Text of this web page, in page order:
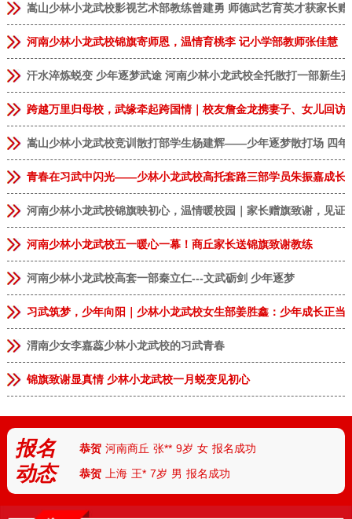
嵩山少林小龙武校影视艺术部教练曾建勇 师德武艺育英才获家长赠
河南少林小龙武校锦旗寄师恩，温情育桃李 记小学部教师张佳慧
汗水淬炼蜕变 少年逐梦武途 河南少林小龙武校全托散打一部新生
跨越万里归母校，武缘牵起跨国情｜校友詹金龙携妻子、女儿回访
嵩山少林小龙武校竞训散打部学生杨建辉——少年逐梦散打场 四年
青春在习武中闪光——少林小龙武校高托套路三部学员朱振嘉成长
河南少林小龙武校锦旗映初心，温情暖校园｜家长赠旗致谢，见证
河南少林小龙武校五一暖心一幕！商丘家长送锦旗致谢教练
河南少林小龙武校高套一部秦立仁---文武砺剑 少年逐梦
习武筑梦，少年向阳｜少林小龙武校女生部姜胜鑫：少年成长正当
渭南少女李嘉蕊少林小龙武校的习武青春
锦旗致谢显真情 少林小龙武校一月蜕变见初心
报名
动态
恭贺 安徽临泉 张** 9岁 男 报名成功
恭贺 河南郑州 李** 13岁 男 报名成功
恭贺 河南商丘 张** 9岁 女 报名成功
恭贺
上海 王* 7岁 男 报名成功